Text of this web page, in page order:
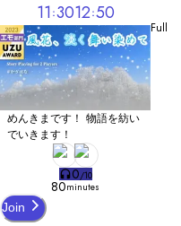
本シナリオは、【2人だけの世界】
られることを前提としたものである
観戦についても、同様の理由から非
イベントを立てる際は、「観戦を許
ますと幸いです。
自分たちだけで振り返るためだけの
プレイ後の感想を（ふせったーなど
ことも、問題ありません。
気になることがありましたら、作
●クレジット
背景写真：
photoAC（https://www.photo-
Full
11 3012 50
めんきまです！ 物語を紡い
でいきます！
0/10
80minutes
Join